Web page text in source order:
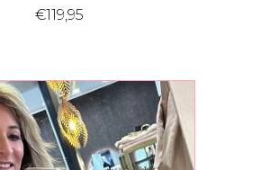
€119,95
Dit
meerdere
variaties.
Deze
optie